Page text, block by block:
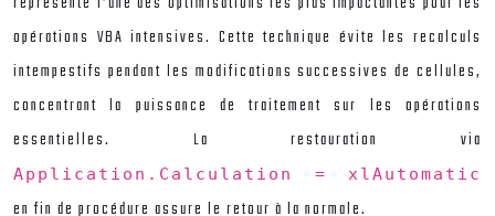
opérations VBA intensives. Cette technique évite les recalculs
intempestifs pendant les modifications successives de cellules,
concentrant la puissance de traitement sur les opérations
essentielles. La restauration via
Application.Calculation = xlAutomatic
en fin de procédure assure le retour à la normale.